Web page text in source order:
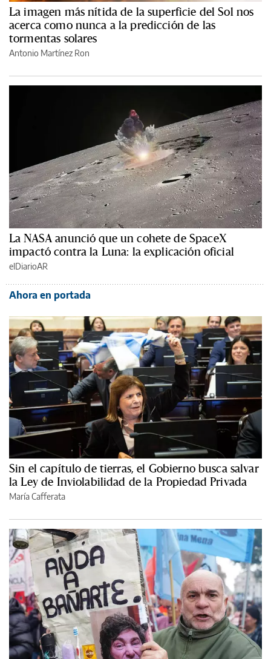
La imagen más nítida de la superficie del Sol nos
acerca como nunca a la predicción de las
tormentas solares
Antonio Martínez Ron
La NASA anunció que un cohete de SpaceX
impactó contra la Luna: la explicación oficial
elDiarioAR
Ahora en portada
Sin el capítulo de tierras, el Gobierno busca salvar
la Ley de Inviolabilidad de la Propiedad Privada
María Cafferata